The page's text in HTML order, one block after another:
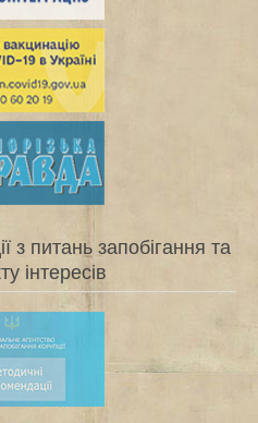
з питань запобігання та
інтересів